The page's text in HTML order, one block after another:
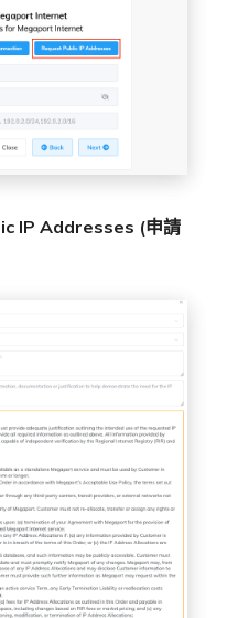
IP Addresses (申請